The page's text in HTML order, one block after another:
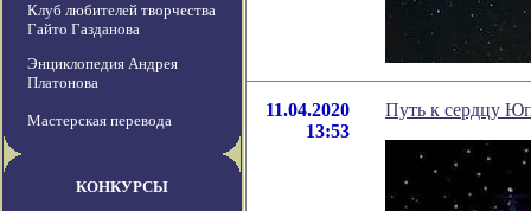
Клуб любителей творчества
Гайто Газданова
Энциклопедия Андрея
Платонова
Мастерская перевода
КОНКУРСЫ
11.04.2020
13:53
Путь к сердцу